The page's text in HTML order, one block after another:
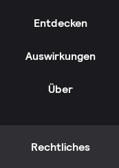
Entdecken
Auswirkungen
Über
Rechtliches